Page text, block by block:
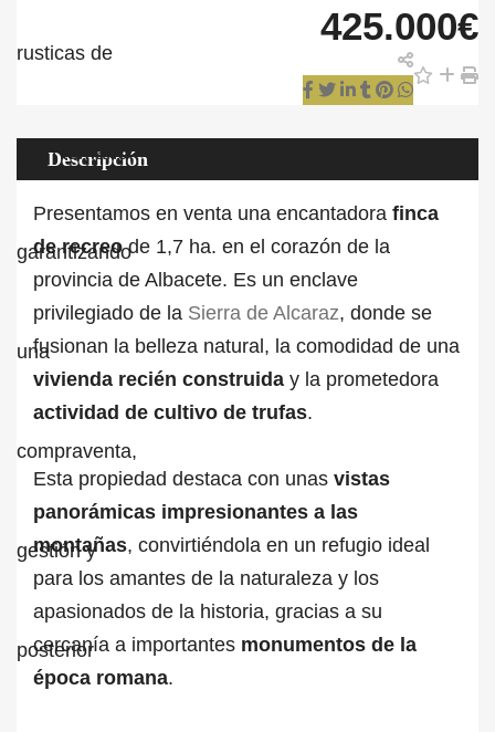
425.000€
Descripción
Presentamos en venta una encantadora finca
de recreode 1,7 ha. en el corazón de la
provincia de Albacete. Es un enclave
privilegiado de la Sierra de Alcaraz, donde se
fusionan la belleza natural, la comodidad de una
vivienda recién construida y la prometedora
actividad de cultivo de trufas.
Esta propiedad destaca con unas vistas
panorámicas impresionantes a las
montañas, convirtiéndola en un refugio ideal
para los amantes de la naturaleza y los
apasionados de la historia, gracias a su
cercanía a importantes monumentos de la
época romana.